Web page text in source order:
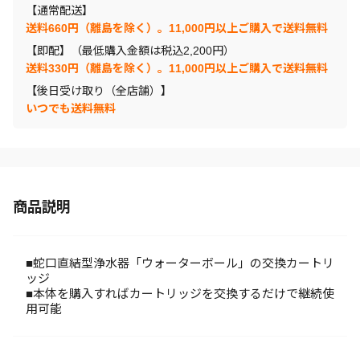
【通常配送】
送料660円（離島を除く）。11,000円以上ご購入で送料無料
【即配】（最低購入金額は税込2,200円）
送料330円（離島を除く）。11,000円以上ご購入で送料無料
【後日受け取り（全店舗）】
いつでも送料無料
商品説明
■蛇口直結型浄水器「ウォーターボール」の交換カートリ
ッジ
■本体を購入すればカートリッジを交換するだけで継続使
用可能